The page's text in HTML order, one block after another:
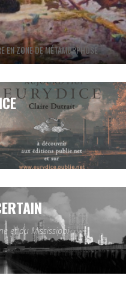
EN ZONE DE MÉTAMORPHOSE
et du Mississippi